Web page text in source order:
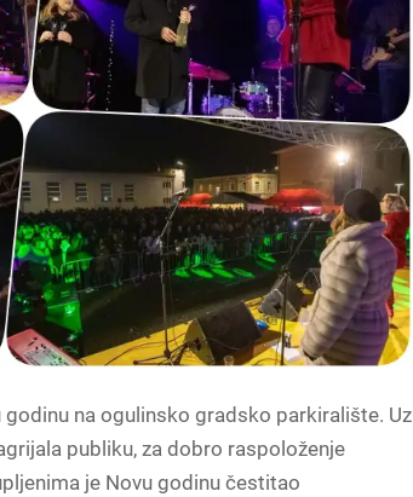
na ogulinsko gradsko parkiralište. Uz
publiku, za dobro raspoloženje
je Novu godinu čestitao